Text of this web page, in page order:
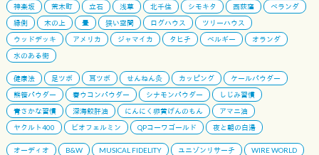
神楽坂
荒木町 立石 浅草 北千住 シモキタ 西荻窪
ベランダ
縁側
木の上 畳 狭い空間 ログハウス
ツリーハウス
ウッドデッキ
アメリカ ジャマイカ タヒチ ベルギー
オランダ
水のある街
健康法 足ツボ 耳ツボ せんねん灸 カッピング
ケールパウダー
熊笹パウダー
春ウコンパウダー シナモンパウダー
しじみ習慣
青さかな習慣
深海鮫肝油 にんにく卵黄げんのもん
アマニ油
ヤクルト400
ビオフェルミン QPコーワゴールド 夜と朝の白湯
オーディオ B&W MUSICAL FIDELITY ユニゾンリサーチ
WIRE WORLD